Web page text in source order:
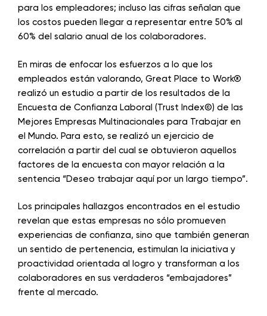
para los empleadores; incluso las cifras señalan que
los costos pueden llegar a representar entre 50% al
60% del salario anual de los colaboradores.
En miras de enfocar los esfuerzos a lo que los
empleados están valorando, Great Place to Work®
realizó un estudio a partir de los resultados de la
Encuesta de Confianza Laboral (Trust Index©) de las
Mejores Empresas Multinacionales para Trabajar en
el Mundo. Para esto, se realizó un ejercicio de
correlación a partir del cual se obtuvieron aquellos
factores de la encuesta con mayor relación a la
sentencia “Deseo trabajar aquí por un largo tiempo”.
Los principales hallazgos encontrados en el estudio
revelan que estas empresas no sólo promueven
experiencias de confianza, sino que también generan
un sentido de pertenencia, estimulan la iniciativa y
proactividad orientada al logro y transforman a los
colaboradores en sus verdaderos “embajadores”
frente al mercado.